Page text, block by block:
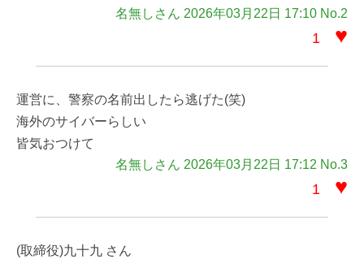
名無しさん 2026年03月22日 17:10 No.2
1 ♥
運営に、警察の名前出したら逃げた(笑)
海外のサイバーらしい
皆気おつけて
名無しさん 2026年03月22日 17:12 No.3
1 ♥
(取締役)九十九 さん